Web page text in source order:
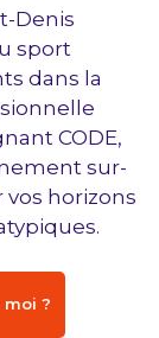
Denis
sport
dans la
CODE,
sur-
horizons
moi ?